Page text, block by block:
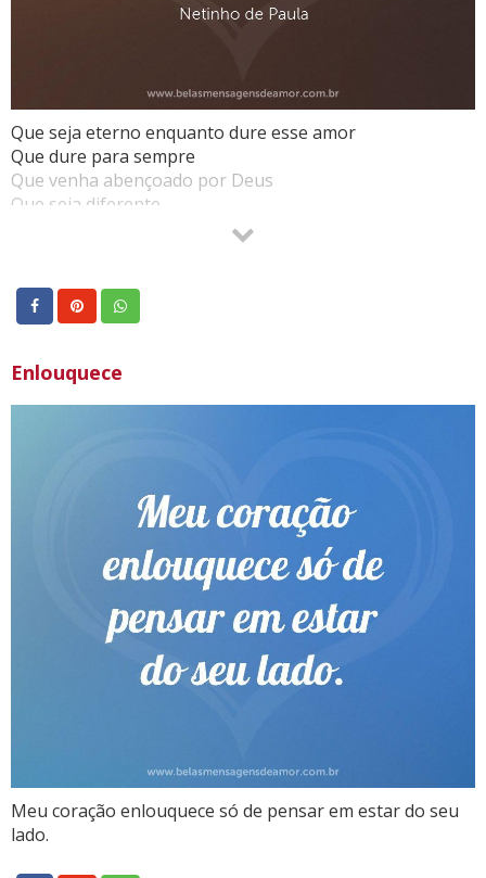
Que seja eterno enquanto dure esse amor
Que dure para sempre
Que venha abençoado por Deus
Que seja diferente
Enlouquece
Meu coração enlouquece só de pensar em estar do seu
lado.